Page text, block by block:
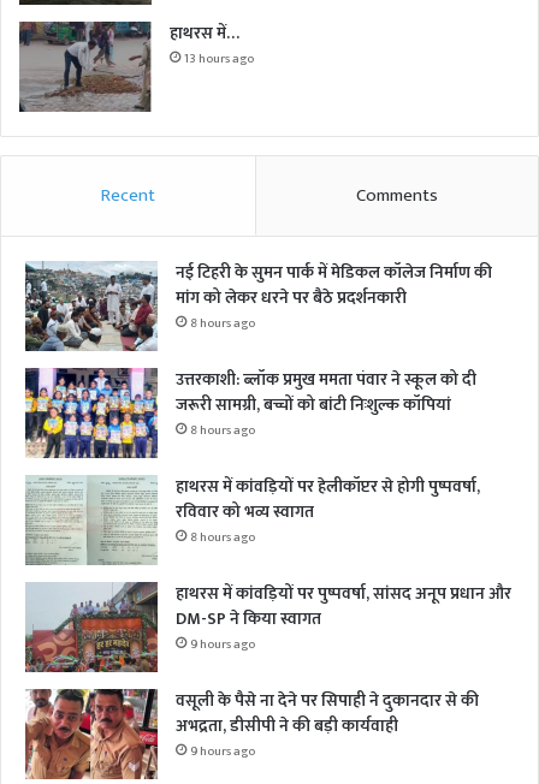
हाथरस में…
13 hours ago
Recent Comments
नई टिहरी के सुमन पार्क में मेडिकल कॉलेज निर्माण की
मांग को लेकर धरने पर बैठे प्रदर्शनकारी
8 hours ago
उत्तरकाशी: ब्लॉक प्रमुख ममता पंवार ने स्कूल को दी
जरूरी सामग्री, बच्चों को बांटी निःशुल्क कॉपियां
8 hours ago
हाथरस में कांवड़ियों पर हेलीकॉप्टर से होगी पुष्पवर्षा,
रविवार को भव्य स्वागत
8 hours ago
हाथरस में कांवड़ियों पर पुष्पवर्षा, सांसद अनूप प्रधान और
DM-SP ने किया स्वागत
9 hours ago
वसूली के पैसे ना देने पर सिपाही ने दुकानदार से की
अभद्रता, डीसीपी ने की बड़ी कार्यवाही
9 hours ago